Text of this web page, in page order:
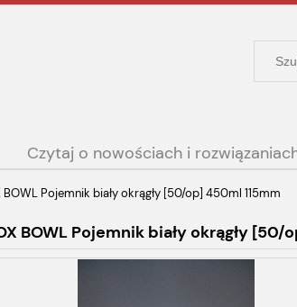
Czytaj o nowościach i
BOWL Pojemnik biały okrągły [50/op] 450ml 115mm
BOWL Pojemnik biały okrągły [50/